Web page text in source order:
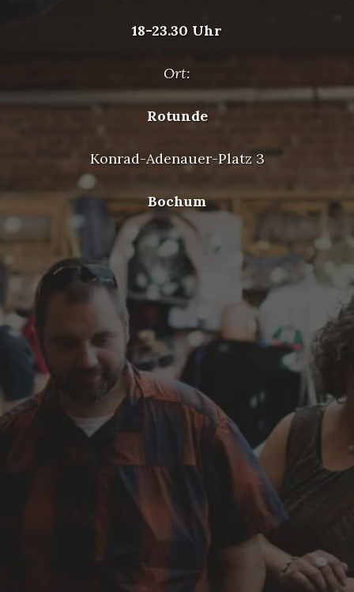
18-23.30 Uhr
Ort:
Rotunde
Konrad-Adenauer-Platz 3
Bochum